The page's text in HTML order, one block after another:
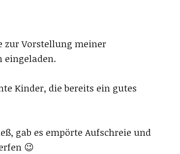
zur Vorstellung meiner
eingeladen.
Kinder, die bereits ein gutes
gab es empörte Aufschreie und
😉